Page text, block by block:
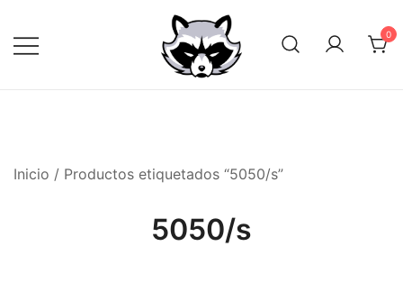
contenido
0
Inicio / Productos etiquetados “5050/s”
5050/s